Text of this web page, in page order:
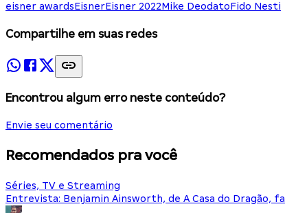
eisner awardsEisnerEisner 2022Mike DeodatoFido Nesti
Compartilhe em suas redes
Encontrou algum erro neste conteúdo?
Envie seu comentário
Recomendados pra você
Séries, TV e Streaming
Entrevista: Benjamin Ainsworth, de A Casa do Dragão,